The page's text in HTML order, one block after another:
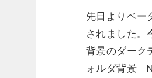
先日よりベー
されました。
背景のダー
ォルダ背景